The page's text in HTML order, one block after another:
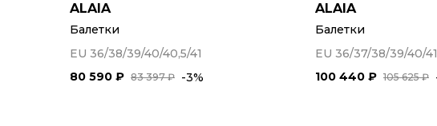
ALAIA
Балетки
EU 36/38/39/40/40,5/41
83 397 ₽
80 590 ₽ -3%
ALAIA
Балетки
EU 36/37/38/39/40/41
105 625 ₽
100 440 ₽